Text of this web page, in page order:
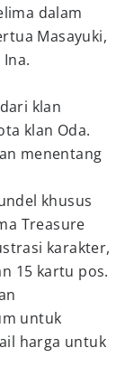
dalam
Masayuki,
klan
klan Oda.
menentang
khusus
Treasure
karakter,
15 kartu pos.
untuk
harga untuk